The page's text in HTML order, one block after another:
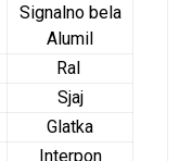
Signalno bela
Alumil
Ral
Sjaj
Glatka
Interpon